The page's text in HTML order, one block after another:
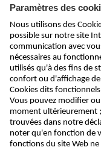
Abonnez-